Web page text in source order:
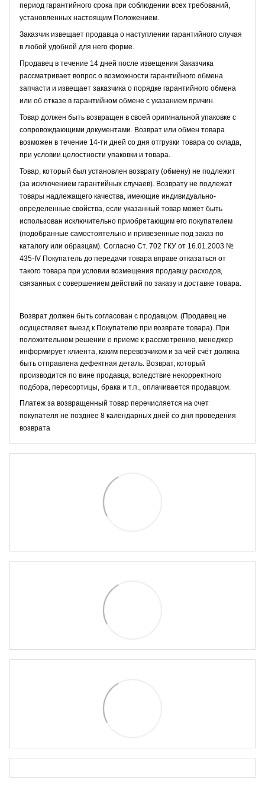
период гарантийного срока при соблюдении всех требований,
установленных настоящим Положением.
Заказчик извещает продавца о наступлении гарантийного случая
в любой удобной для него форме.
Продавец в течение 14 дней после извещения Заказчика
рассматривает вопрос о возможности гарантийного обмена
запчасти и извещает заказчика о порядке гарантийного обмена
или об отказе в гарантийном обмене с указанием причин.
Товар должен быть возвращен в своей оригинальной упаковке с
сопровождающими документами. Возврат или обмен товара
возможен в течение 14-ти дней со дня отгрузки товара со склада,
при условии целостности упаковки и товара.
Товар, который был установлен возврату (обмену) не подлежит
(за исключением гарантийных случаев). Возврату не подлежат
товары надлежащего качества, имеющие индивидуально-
определенные свойства, если указанный товар может быть
использован исключительно приобретающим его покупателем
(подобранные самостоятельно и привезенные под заказ по
каталогу или образцам). Согласно Ст. 702 ГКУ от 16.01.2003 №
435-IV Покупатель до передачи товара вправе отказаться от
такого товара при условии возмещения продавцу расходов,
связанных с совершением действий по заказу и доставке товара.
Возврат должен быть согласован с продавцом. (Продавец не
осуществляет выезд к Покупателю при возврате товара). При
положительном решении о приеме к рассмотрению, менеджер
информирует клиента, каким перевозчиком и за чей счёт должна
быть отправлена дефектная деталь. Возврат, который
производится по вине продавца, вследствие некорректного
подбора, пересортицы, брака и т.п., оплачивается продавцом.
Платеж за возвращенный товар перечисляется на счет
покупателя не позднее 8 календарных дней со дня проведения
возврата